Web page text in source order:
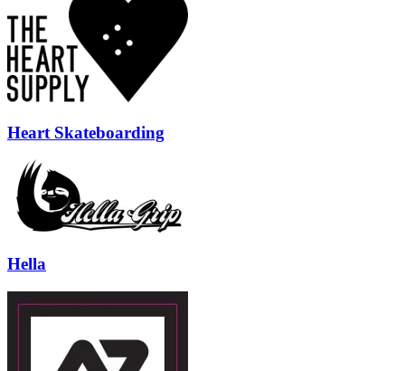
Heart Skateboarding
Hella